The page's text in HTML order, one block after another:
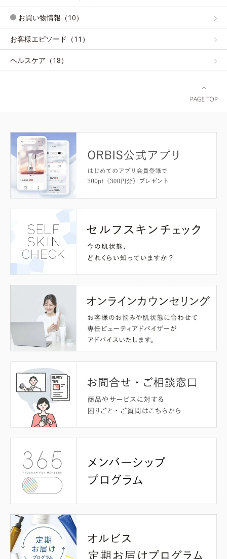
お買い物情報（10）
お客様エピソード（11）
ヘルスケア（18）